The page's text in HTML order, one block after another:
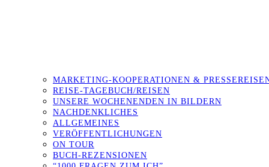
MARKETING-KOOPERATIONEN &
REISE-TAGEBUCH/REISEN
UNSERE WOCHENENDEN IN BILDERN
NACHDENKLICHES
ALLGEMEINES
VERÖFFENTLICHUNGEN
ON TOUR
BUCH-REZENSIONEN